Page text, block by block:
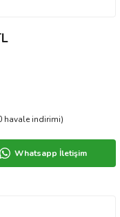
havale indirimi)
Whatsapp İletişim